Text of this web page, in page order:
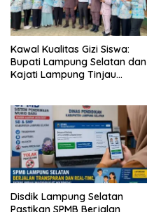
Kawal Kualitas Gizi Siswa:
Bupati Lampung Selatan dan
Kajati Lampung Tinjau
Disdik Lampung Selatan
Pastikan SPMB Berjalan